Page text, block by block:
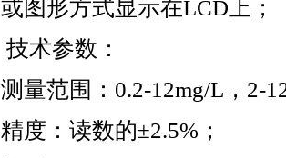
或图形方式显示在LCD上；
技术参数：
测量范围：0.2-12mg/L，2-
精度：读数的±2.5%；